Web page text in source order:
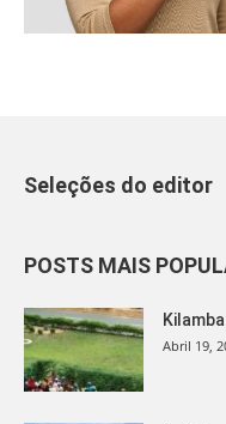
Seleções do editor
POSTS MAIS
Abril 19,